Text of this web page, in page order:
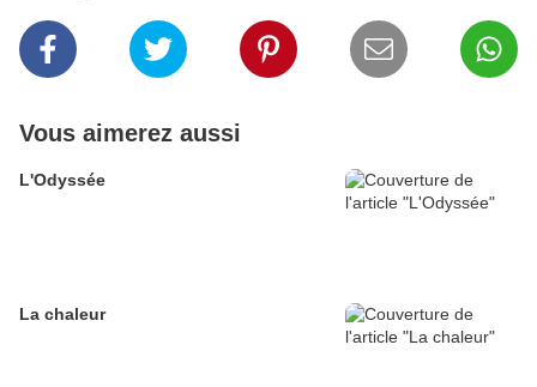
Vous aimerez aussi
L'Odyssée
La chaleur